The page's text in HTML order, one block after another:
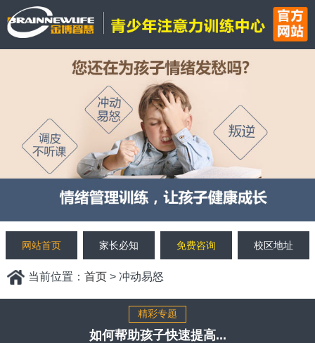
网站首页 家长必知 免费咨询 校区地址
当前位置： 首页 > 冲动易怒
精彩专题
如何帮助孩子快速提高...